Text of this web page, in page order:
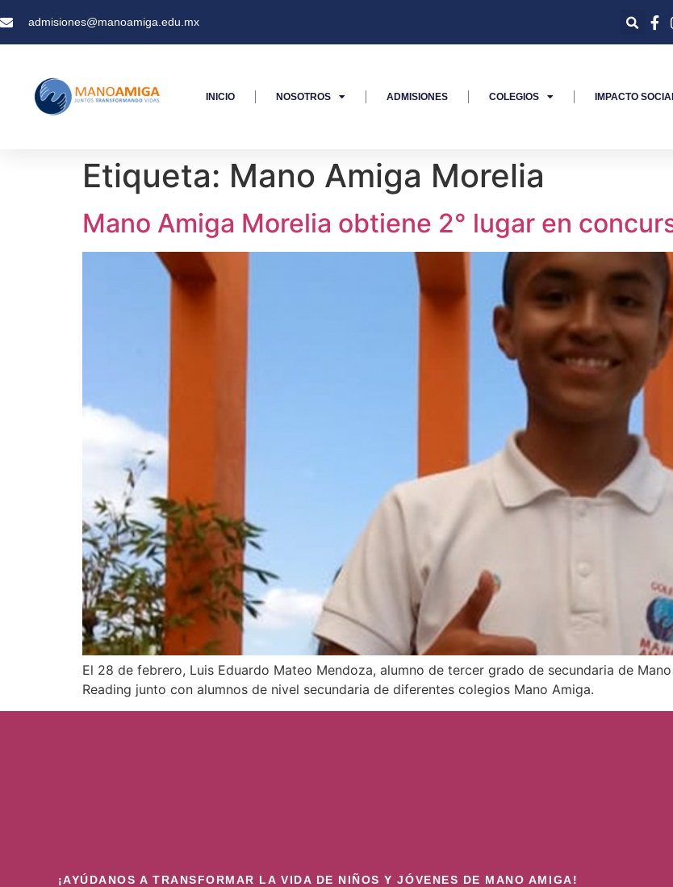
admisiones@manoamiga.edu.mx
INICIO NOSOTROS ADMISIONES COLEGIOS IMPACTO
Etiqueta: Mano Amiga Morelia
Mano Amiga Morelia obtiene 2° lugar en
El 28 de febrero, Luis Eduardo Mateo Mendoza, alumno de tercer grado de secundaria de
Reading junto con alumnos de nivel secundaria de diferentes colegios Mano Amiga.
¡AYÚDANOS A TRANSFORMAR LA VIDA DE NIÑOS Y JÓVENES DE MANO AMIGA!